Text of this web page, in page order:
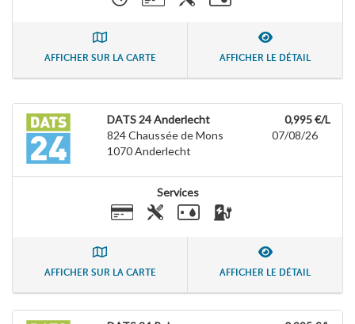
AFFICHER SUR LA CARTE AFFICHER LE DÉTAIL
DATS 24 Anderlecht
824 Chaussée de Mons
1070Anderlecht
0,995 €/L
07/08/26
Services
AFFICHER SUR LA CARTE AFFICHER LE DÉTAIL